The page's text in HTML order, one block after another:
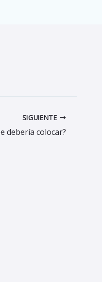
SIGUIENTE
debería colocar?